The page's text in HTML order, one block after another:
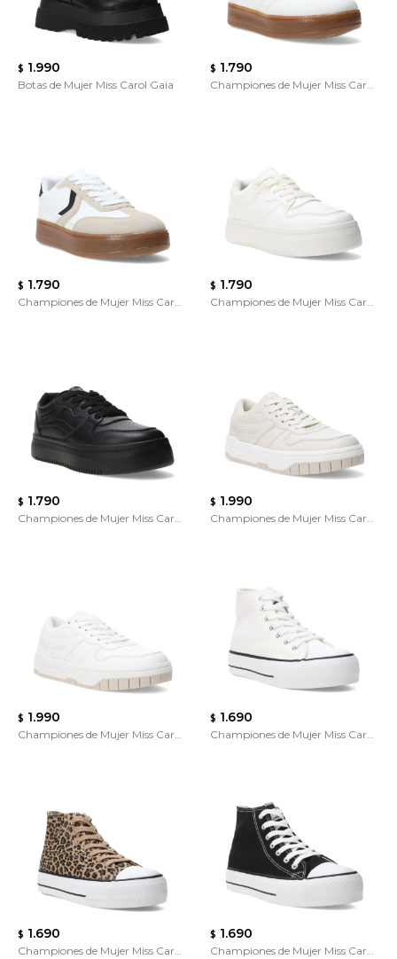
$ 1.990
Botas de Mujer Miss Carol Gaia
$ 1.790
Championes de Mujer Miss Carol
$ 1.790
Championes de Mujer Miss Carol
$ 1.790
Championes de Mujer Miss Carol
$ 1.790
Championes de Mujer Miss Carol
$ 1.990
Championes de Mujer Miss Carol
$ 1.990
Championes de Mujer Miss Carol
$ 1.690
Championes de Mujer Miss Carol
$ 1.690
Championes de Mujer Miss Carol
$ 1.690
Championes de Mujer Miss Carol